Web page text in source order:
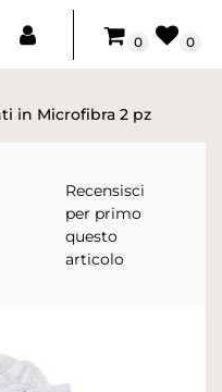
0 0
in Microfibra 2 pz
Recensisci
per primo
questo
articolo